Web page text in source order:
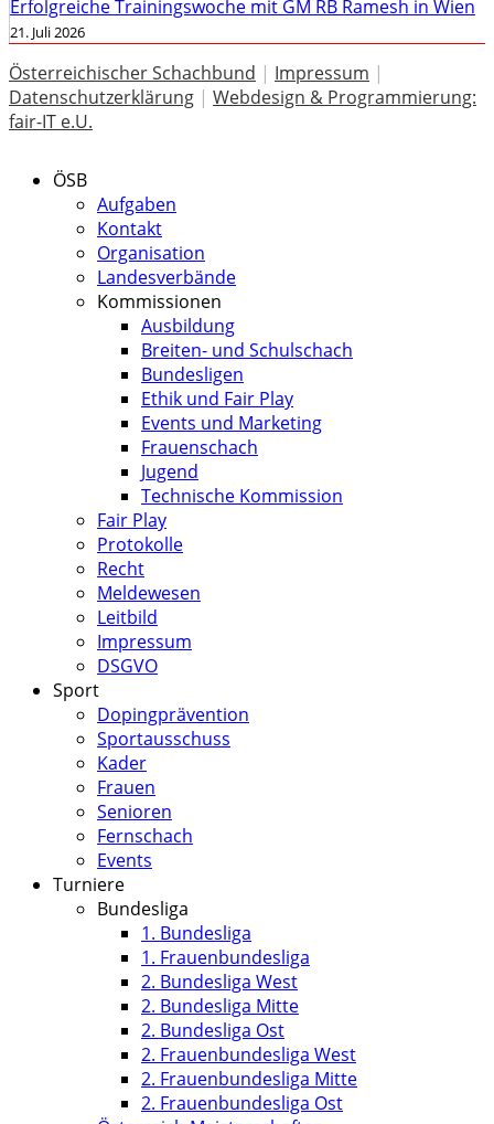
Erfolgreiche Trainingswoche mit GM RB Ramesh in Wien
21. Juli 2026
Österreichischer Schachbund | Impressum |
Datenschutzerklärung | Webdesign & Programmierung:
fair-IT e.U.
ÖSB
Aufgaben
Kontakt
Organisation
Landesverbände
Kommissionen
Ausbildung
Breiten- und Schulschach
Bundesligen
Ethik und Fair Play
Events und Marketing
Frauenschach
Jugend
Technische Kommission
Fair Play
Protokolle
Recht
Meldewesen
Leitbild
Impressum
DSGVO
Sport
Dopingprävention
Sportausschuss
Kader
Frauen
Senioren
Fernschach
Events
Turniere
Bundesliga
1. Bundesliga
1. Frauenbundesliga
2. Bundesliga West
2. Bundesliga Mitte
2. Bundesliga Ost
2. Frauenbundesliga West
2. Frauenbundesliga Mitte
2. Frauenbundesliga Ost